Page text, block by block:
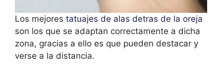
Los mejores tatuajes de alas detras de la oreja
son los que se adaptan correctamente a dicha
zona, gracias a ello es que pueden destacar y
verse a la distancia.